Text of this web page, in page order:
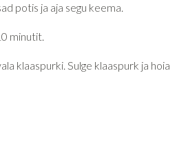
potis ja aja segu keema.
minutit.
klaaspurki. Sulge klaaspurk ja hoia